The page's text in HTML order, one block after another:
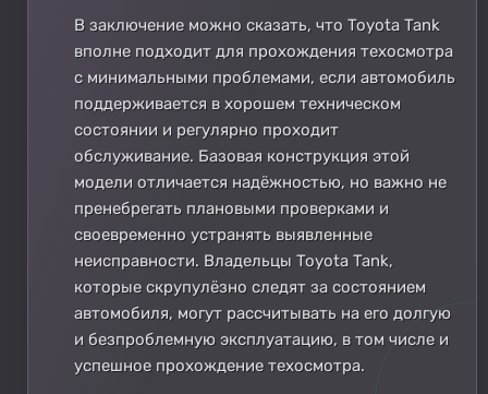
В заключение можно сказать, что Toyota Tank
вполне подходит для прохождения техосмотра
с минимальными проблемами, если автомобиль
поддерживается в хорошем техническом
состоянии и регулярно проходит
обслуживание. Базовая конструкция этой
модели отличается надёжностью, но важно не
пренебрегать плановыми проверками и
своевременно устранять выявленные
неисправности. Владельцы Toyota Tank,
которые скрупулёзно следят за состоянием
автомобиля, могут рассчитывать на его долгую
и безпроблемную эксплуатацию, в том числе и
успешное прохождение техосмотра.